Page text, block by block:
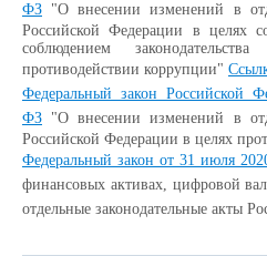
ФЗ "О внесении изменений в
Российской Федерации в целях
соблюдением
противодействии коррупции"
Федеральный закон
ФЗ "О внесении изменений в
Российской Федерации в целях
Федеральный закон от 31 июля
финансовых активах, цифровой
отдельные законодательные акты